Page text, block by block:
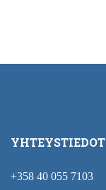
YHTEYSTIEDOT
+358 40 055 7103